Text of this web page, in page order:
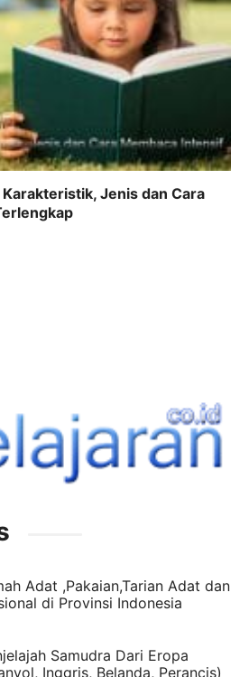
Jenis dan Cara
Adat ,Pakaian,Tarian Adat dan
di Provinsi Indonesia
Samudra Dari Eropa
Inggris, Belanda, Perancis)